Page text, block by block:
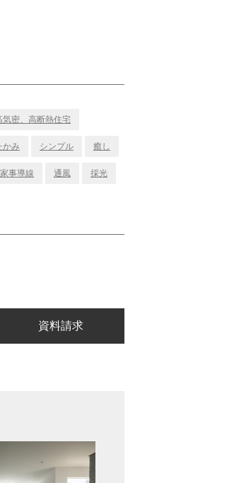
気密、高断熱住宅
かみ シンプル 癒し
家事導線 通風 採光